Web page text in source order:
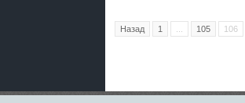
Назад 1 105 106